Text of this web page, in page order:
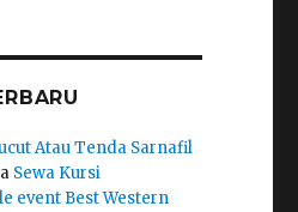
Atau Tenda Sarnafil
Sewa Kursi
event Best Western